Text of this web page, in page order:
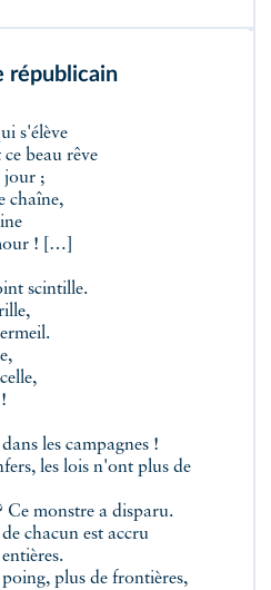
républicain
s'élève
beau rêve
jour ;
chaîne,
! […]
scintille.
les campagnes !
les lois n'ont plus de
Ce monstre a disparu.
chacun est accru
plus de frontières,